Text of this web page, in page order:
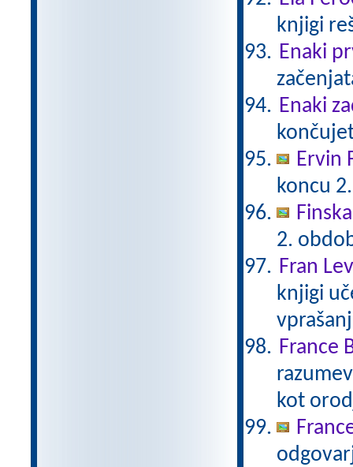
knjigi
Enaki
Enaki
Ervin
koncu
2.
Fran
knjigi
France
kot